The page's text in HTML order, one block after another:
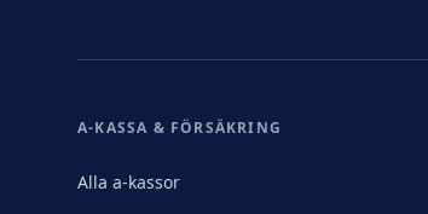
A-KASSA & FÖRSÄKRING
Alla a-kassor